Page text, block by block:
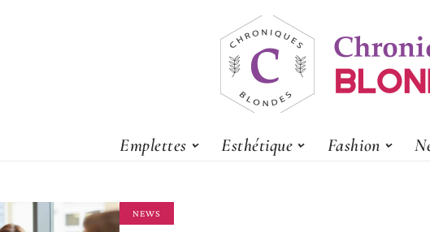
Emplettes Esthétique Fashion
NEWS